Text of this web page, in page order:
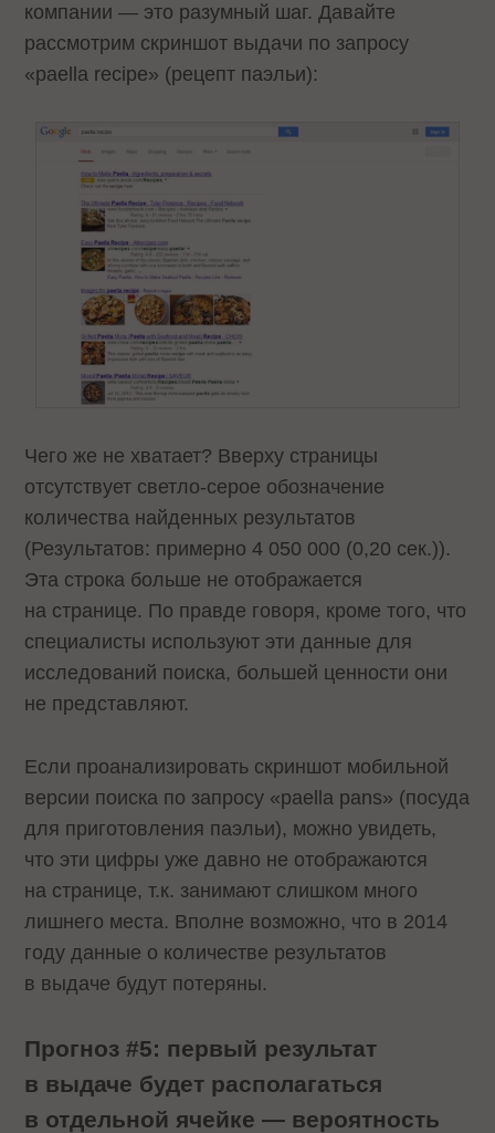
компании — это разумный шаг. Давайте
рассмотрим скриншот выдачи по запросу
«paella recipe» (рецепт паэльи):
Чего же не хватает? Вверху страницы
отсутствует светло-серое обозначение
количества найденных результатов
(Результатов: примерно 4 050 000 (0,20 сек.)).
Эта строка больше не отображается
на странице. По правде говоря, кроме того, что
специалисты используют эти данные для
исследований поиска, большей ценности они
не представляют.
Если проанализировать скриншот мобильной
версии поиска по запросу «paella pans» (посуда
для приготовления паэльи), можно увидеть,
что эти цифры уже давно не отображаются
на странице, т.к. занимают слишком много
лишнего места. Вполне возможно, что в 2014
году данные о количестве результатов
в выдаче будут потеряны.
Прогноз #5: первый результат
в выдаче будет располагаться
в отдельной ячейке — вероятность